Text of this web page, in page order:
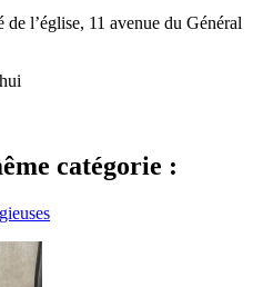
l’église, 11 avenue du Général
catégorie :